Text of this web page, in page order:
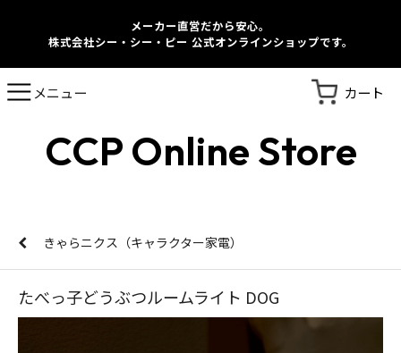
メーカー直営だから安心。
株式会社シー・シー・ピー 公式オンラインショップです。
メニュー カート
CCP Online Store
きゃらニクス（キャラクター家電）
たべっ子どうぶつルームライト DOG